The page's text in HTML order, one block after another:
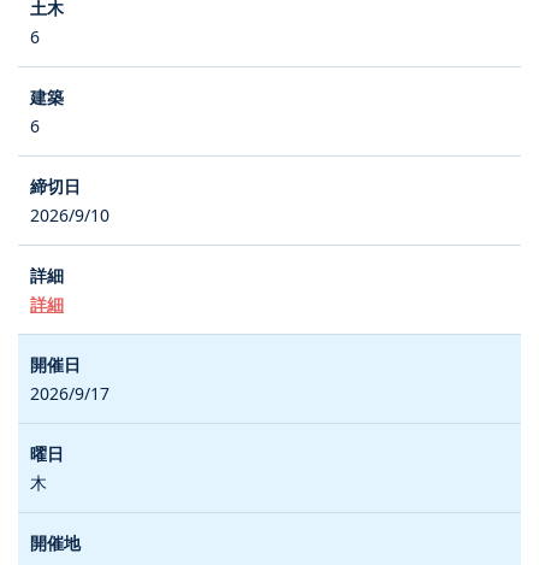
6
6
2026/9/10
詳細
2026/9/17
木